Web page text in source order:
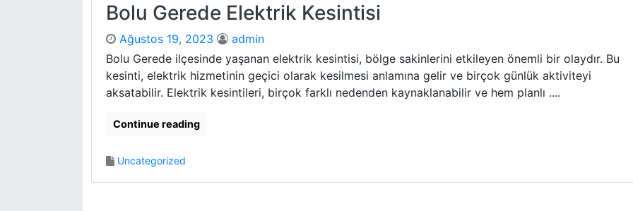
Bolu Gerede Elektrik Kesintisi
Ağustos 19, 2023
admin
Bolu Gerede ilçesinde yaşanan elektrik kesintisi, bölge sakinlerini etkileyen önemli bir olaydır. Bu
kesinti, elektrik hizmetinin geçici olarak kesilmesi anlamına gelir ve birçok günlük aktiviteyi
aksatabilir. Elektrik kesintileri, birçok farklı nedenden kaynaklanabilir ve hem planlı ....
Continue reading
Uncategorized